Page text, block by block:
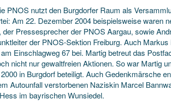
PNOS nutzt den Burgdorfer Raum als
Am 22. Dezember 2004 beispielsweise waren
der Pressesprecher der PNOS Aargau, sowie
der PNOS-Sektion Freiburg. Auch
Einschlagweg 67 bei. Martig betreut das
nicht nur gewaltfreien Aktionen. So war Martig
in Burgdorf beteiligt. Auch Gedenkmärsche
Autounfall verstorbenen Naziskin Marcel
im bayrischen Wunsiedel.